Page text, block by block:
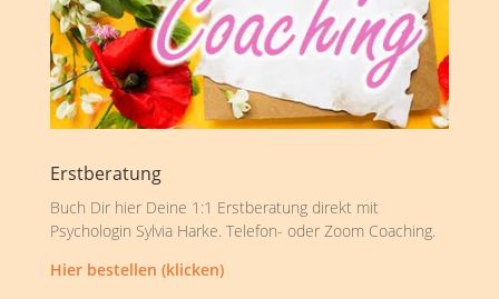
Erstberatung
Buch Dir hier Deine 1:1 Erstberatung direkt mit
Psychologin Sylvia Harke. Telefon- oder Zoom Coaching.
Hier bestellen (klicken)